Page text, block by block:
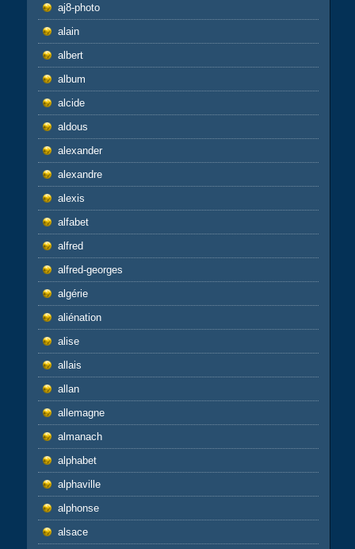
aj8-photo
alain
albert
album
alcide
aldous
alexander
alexandre
alexis
alfabet
alfred
alfred-georges
algérie
aliénation
alise
allais
allan
allemagne
almanach
alphabet
alphaville
alphonse
alsace